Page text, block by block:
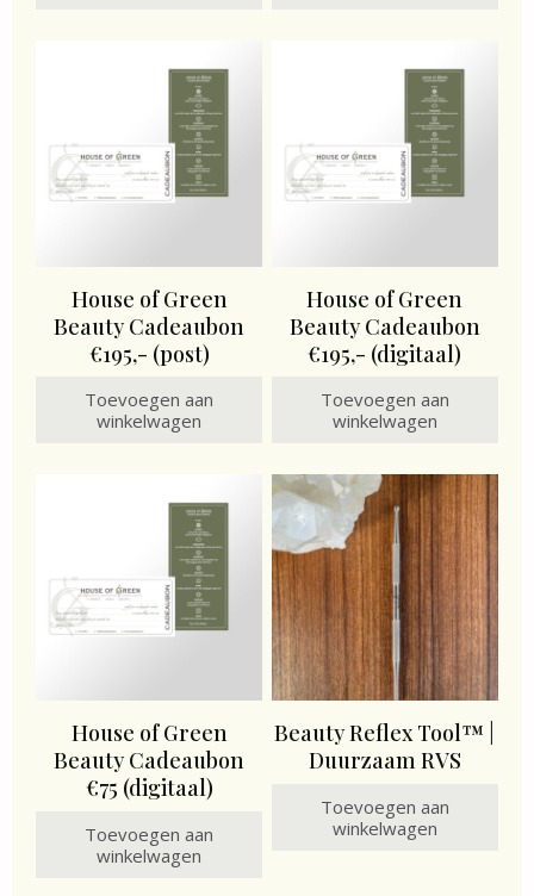
House of Green
Beauty Cadeaubon
€195,- (post)
Toevoegen aan
winkelwagen
House of Green
Beauty Cadeaubon
€195,- (digitaal)
Toevoegen aan
winkelwagen
House of Green
Beauty Cadeaubon
€75 (digitaal)
Toevoegen aan
winkelwagen
Beauty Reflex Tool™ |
Duurzaam RVS
Toevoegen aan
winkelwagen